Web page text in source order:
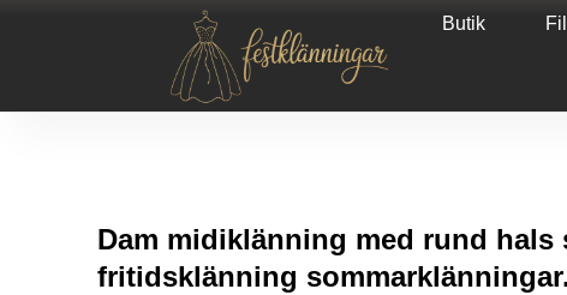
Butik
Dam midiklänning med rund hals
fritidsklänning